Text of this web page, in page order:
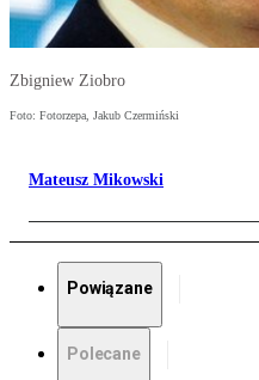
Zbigniew Ziobro
Foto: Fotorzepa, Jakub Czermiński
Mateusz Mikowski
Powiązane
Polecane